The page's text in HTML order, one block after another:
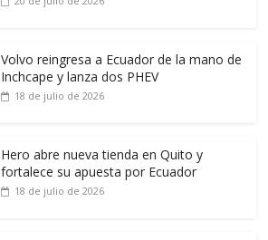
Volvo reingresa a Ecuador de la mano de
Inchcape y lanza dos PHEV
18 de julio de 2026
Hero abre nueva tienda en Quito y
fortalece su apuesta por Ecuador
18 de julio de 2026